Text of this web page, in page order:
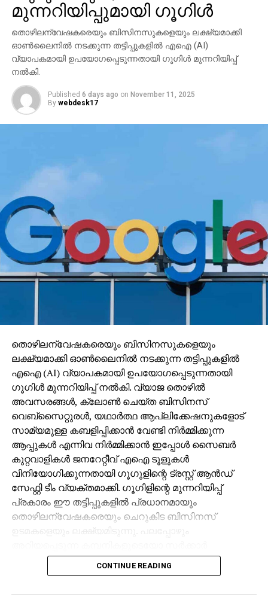
മുന്നറിയിപ്പുമായി ഗൂഗിള്‍
തൊഴിലന്വേഷകരെയും ബിസിനസുകളെയും ലക്ഷ്യമാക്കി
ഓണ്‍ലൈനില്‍ നടക്കുന്ന തട്ടിപ്പുകളില്‍ എഐ (AI)
വ്യാപകമായി ഉപയോഗപ്പെടുന്നതായി ഗൂഗിള്‍ മുന്നറിയിപ്പ്
നല്‍കി.
Published 6 days ago on November 11, 2025
By webdesk17
തൊഴിലന്വേഷകരെയും ബിസിനസുകളെയും
ലക്ഷ്യമാക്കി ഓണ്‍ലൈനില്‍ നടക്കുന്ന തട്ടിപ്പുകളില്‍
എഐ (AI) വ്യാപകമായി ഉപയോഗപ്പെടുന്നതായി
ഗൂഗിള്‍ മുന്നറിയിപ്പ് നല്‍കി. വ്യാജ തൊഴില്‍
അവസരങ്ങള്‍, ക്ലോണ്‍ ചെയ്ത ബിസിനസ്
വെബ്‌സൈറ്റുരള്‍, യഥാര്‍ത്ഥ ആപ്ലിക്കേഷനുകളോട്
സാമ്യമുള്ള കബളിപ്പിക്കാന്‍ വേണ്ടി നിര്‍മ്മിക്കുന്ന
ആപ്പുകള്‍ എന്നിവ നിര്‍മ്മിക്കാന്‍ ഇപ്പോള്‍ സൈബര്‍
കുറ്റവാളികള്‍ ജനറേറ്റീവ് എഐ ടൂളുകള്‍
വിനിയോഗിക്കുന്നതായി ഗൂഗുളിന്റെ ട്രസ്റ്റ് ആന്‍ഡ്
സേഫ്റ്റി ടീം വ്യക്തമാക്കി. ഗൂഗിളിന്റെ മുന്നറിയിപ്പ്
പ്രകാരം ഈ തട്ടിപ്പുകളില്‍ പ്രധാനമായും
തൊഴിലന്വേഷകരെയും ചെറുകിട ബിസിനസ്
ഏജന്‍സികളുടെയോ പേരില്‍ വ്യാജ ജോലി
ലിസ്റ്റിംഗുകള്‍ സൃഷ്ടിക്കപ്പെടുന്നു. ഇരകളോട്
CONTINUE READING